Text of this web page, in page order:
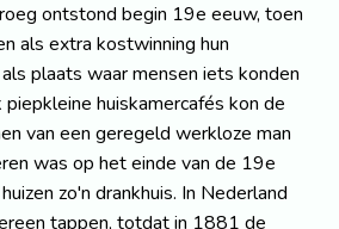
ontstond begin 19e eeuw, toen
als extra kostwinning hun
plaats waar mensen iets konden
piepkleine huiskamercafés kon de
van een geregeld werkloze man
was op het einde van de 19e
zo'n drankhuis. In Nederland
tappen, totdat in 1881 de